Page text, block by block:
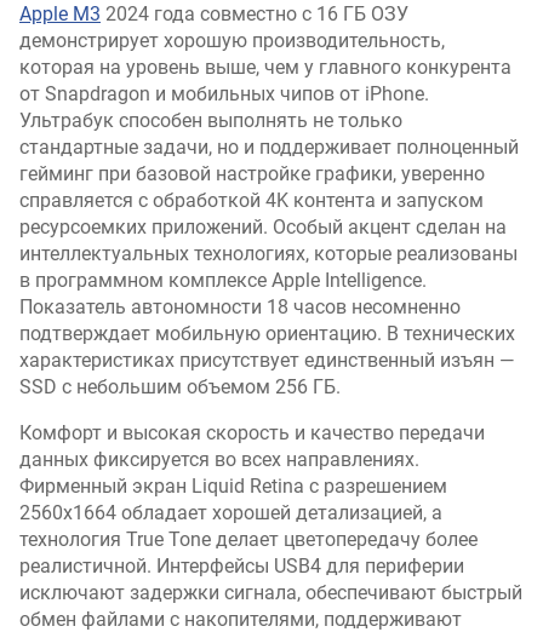
Apple M3 2024 года совместно с 16 ГБ ОЗУ
демонстрирует хорошую производительность,
которая на уровень выше, чем у главного конкурента
от Snapdragon и мобильных чипов от iPhone.
Ультрабук способен выполнять не только
стандартные задачи, но и поддерживает полноценный
гейминг при базовой настройке графики, уверенно
справляется с обработкой 4K контента и запуском
ресурсоемких приложений. Особый акцент сделан на
интеллектуальных технологиях, которые реализованы
в программном комплексе Apple Intelligence.
Показатель автономности 18 часов несомненно
подтверждает мобильную ориентацию. В технических
характеристиках присутствует единственный изъян —
SSD с небольшим объемом 256 ГБ.
Комфорт и высокая скорость и качество передачи
данных фиксируется во всех направлениях.
Фирменный экран Liquid Retina с разрешением
2560x1664 обладает хорошей детализацией, а
технология True Tone делает цветопередачу более
реалистичной. Интерфейсы USB4 для периферии
исключают задержки сигнала, обеспечивают быстрый
обмен файлами с накопителями, поддерживают